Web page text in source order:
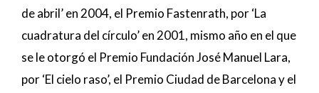
de abril’ en 2004, el Premio Fastenrath, por ‘La
cuadratura del círculo’ en 2001, mismo año en el que
se le otorgó el Premio Fundación José Manuel Lara,
por ‘El cielo raso’, el Premio Ciudad de Barcelona y el